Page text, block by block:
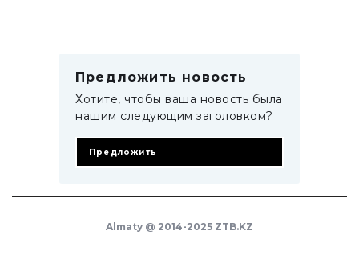
Предложить новость
Хотите, чтобы ваша новость была
нашим следующим заголовком?
Предложить
Almaty @ 2014-2025 ZTB.KZ